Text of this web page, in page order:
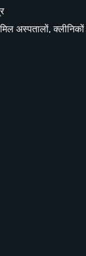
अस्पतालों,